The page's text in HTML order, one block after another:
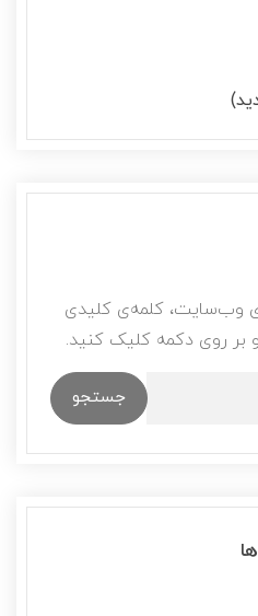
وب‌سایت، کلمه‌ی کلیدی
بر روی دکمه کلیک کنید.
جستجو